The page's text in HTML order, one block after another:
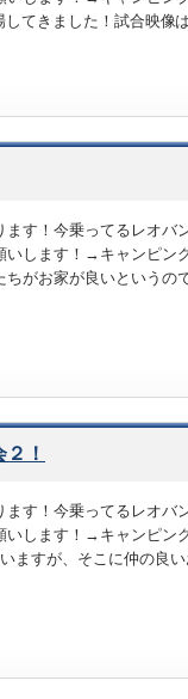
てきました！試合映像
す！今乗ってるレオ
します！→キャンピン
がお家が良いという
！
す！今乗ってるレオ
します！→キャンピン
ますが、そこに仲の良